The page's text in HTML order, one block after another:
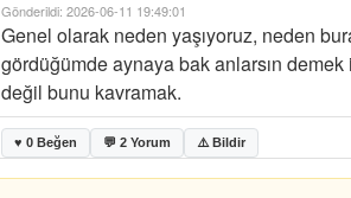
Gönderildi: 2026-06-11 19:49:01
Genel olarak neden yaşıyoruz, neden
gördüğümde aynaya bak anlarsın
değil bunu kavramak.
♥ 0 Beğen 💬 2 Yorum ⚠️ Bildir